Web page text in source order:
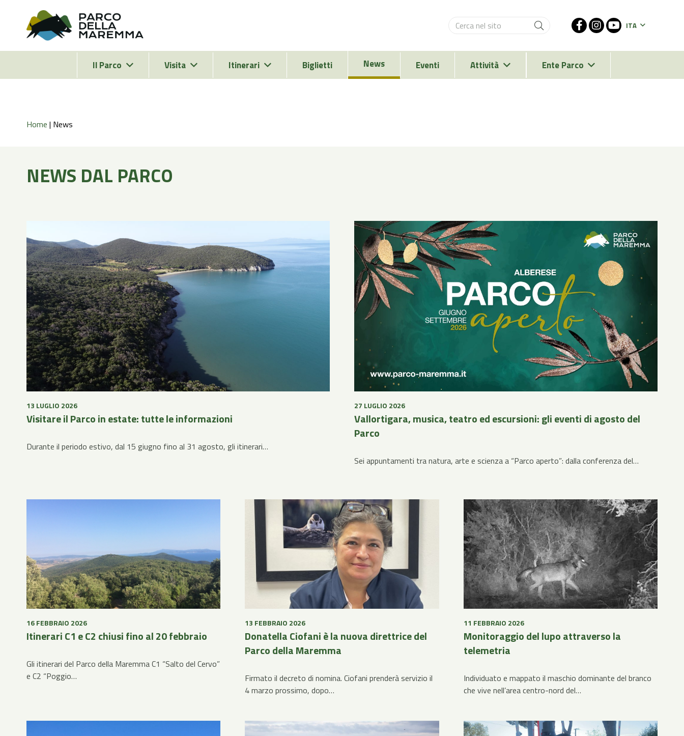
ITA
Il Parco Visita Itinerari Biglietti News Eventi Attività Ente Parco
Home | News
NEWS DAL PARCO
13 LUGLIO 2026
Visitare il Parco in estate: tutte le informazioni
Durante il periodo estivo, dal 15 giugno fino al 31 agosto, gli itinerari…
27 LUGLIO 2026
Vallortigara, musica, teatro ed escursioni: gli eventi di agosto del
Parco
Sei appuntamenti tra natura, arte e scienza a “Parco aperto”: dalla conferenza del…
16 FEBBRAIO 2026
Itinerari C1 e C2 chiusi fino al 20 febbraio
Gli itinerari del Parco della Maremma C1 “Salto del Cervo”
e C2 “Poggio…
13 FEBBRAIO 2026
Donatella Ciofani è la nuova direttrice del
Parco della Maremma
Firmato il decreto di nomina. Ciofani prenderà servizio il
4 marzo prossimo, dopo…
11 FEBBRAIO 2026
Monitoraggio del lupo attraverso la
telemetria
Individuato e mappato il maschio dominante del branco
che vive nell’area centro-nord del…